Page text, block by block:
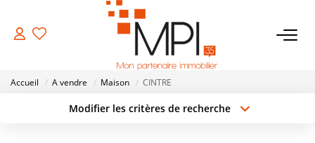
VENTES
Biens À Vendre
Accueil A vendre Maison CINTRE
Modifier les critères de recherche